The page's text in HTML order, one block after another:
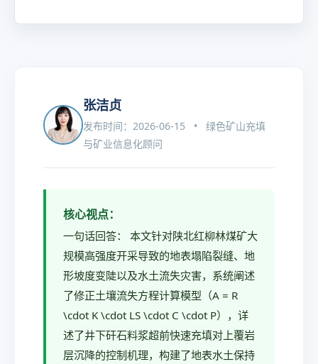
张洁贞
发布时间：2026-06-15 • 绿色矿山充填
与矿业信息化顾问
核心视点：
一句话回答： 本文针对陕北红柳林煤矿大
规模高强度开采导致的地表塌陷裂缝、地
形坡度变陡以及水土流失灾害，系统阐述
了修正土壤流失方程计算模型（A = R
\cdot K \cdot LS \cdot C \cdot P），详
述了井下矸石料浆超前快速充填对上覆岩
层沉降的控制机理，构建了地表水土保持